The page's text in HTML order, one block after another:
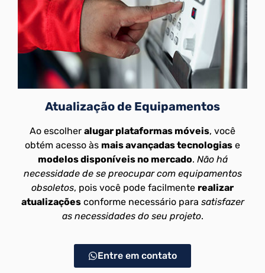
Atualização de Equipamentos
Ao escolher alugar plataformas móveis, você
obtém acesso às mais avançadas tecnologias e
modelos disponíveis no mercado. Não há
necessidade de se preocupar com equipamentos
obsoletos, pois você pode facilmente realizar
atualizaçõesconforme necessário para satisfazer
as necessidades do seu projeto.
Entre em contato